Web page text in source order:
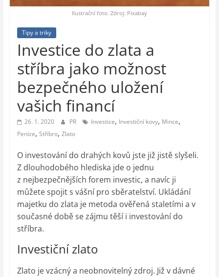
vesmír
Ilustrační foto. Zdroj: Pixabay
Tipy a triky
Investice do zlata a
stříbra jako možnost
bezpečného uložení
vašich financí
26. 1. 2020 PR Investice, Investiční kovy, Mince,
Peníze, Stříbro, Zlato
O investování do drahých kovů jste již jistě slyšeli.
Z dlouhodobého hlediska jde o jednu
z nejbezpečnějších forem investic, a navíc ji
můžete spojit s vášní pro sběratelství. Ukládání
majetku do zlata je metoda ověřená staletími a v
současné době se zájmu těší i investování do
stříbra.
Investiční zlato
Zlato je vzácný a neobnovitelný zdroj. Již v dávné